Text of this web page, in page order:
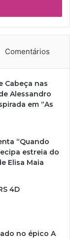
Comentários
Cabeça nas
Alessandro
em “As
“Quando
estreia do
Elisa Maia
4D
no épico A